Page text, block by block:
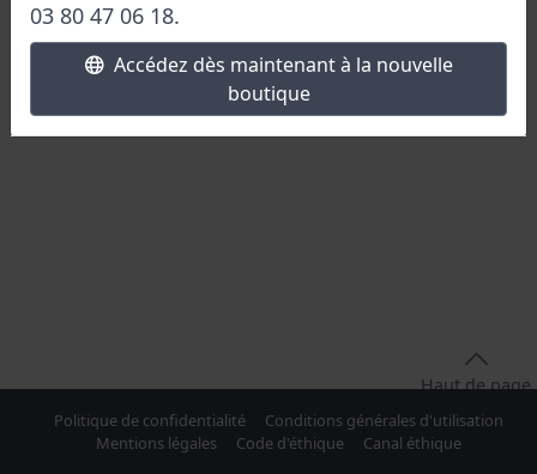
Haut de page
Politique de confidentialité
Conditions générales d'utilisation
Mentions légales
Code d'éthique Canal éthique
03 80 47 06 18.
Accédez dès maintenant à la nouvelle
boutique